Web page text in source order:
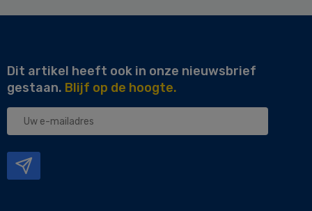
Dit artikel heeft ook in onze nieuwsbrief
gestaan. Blijf op de hoogte.
Uw